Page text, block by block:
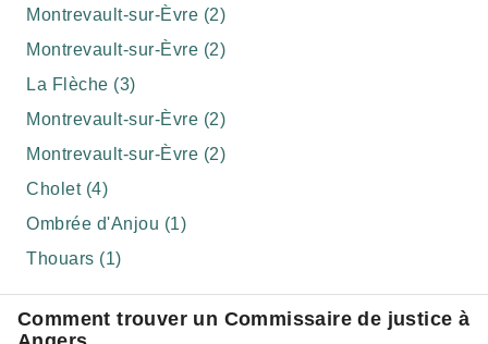
Montrevault-sur-Èvre (2)
Montrevault-sur-Èvre (2)
La Flèche (3)
Montrevault-sur-Èvre (2)
Montrevault-sur-Èvre (2)
Cholet (4)
Ombrée d'Anjou (1)
Thouars (1)
Comment trouver un Commissaire de justice à